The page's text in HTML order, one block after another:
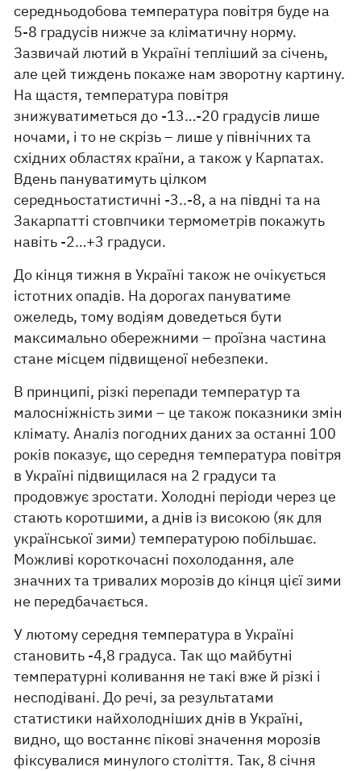
середньодобова температура повітря буде на
5-8 градусів нижче за кліматичну норму.
Зазвичай лютий в Україні тепліший за січень,
але цей тиждень покаже нам зворотну картину.
На щастя, температура повітря
знижуватиметься до -13…-20 градусів лише
ночами, і то не скрізь – лише у північних та
східних областях країни, а також у Карпатах.
Вдень пануватимуть цілком
середньостатистичні -3..-8, а на півдні та на
Закарпатті стовпчики термометрів покажуть
навіть -2…+3 градуси.
До кінця тижня в Україні також не очікується
істотних опадів. На дорогах пануватиме
ожеледь, тому водіям доведеться бути
максимально обережними – проїзна частина
стане місцем підвищеної небезпеки.
В принципі, різкі перепади температур та
малосніжність зими – це також показники змін
клімату. Аналіз погодних даних за останні 100
років показує, що середня температура повітря
в Україні підвищилася на 2 градуси та
продовжує зростати. Холодні періоди через це
стають коротшими, а днів із високою (як для
української зими) температурою побільшає.
Можливі короткочасні похолодання, але
значних та тривалих морозів до кінця цієї зими
не передбачається.
У лютому середня температура в Україні
становить -4,8 градуса. Так що майбутні
температурні коливання не такі вже й різкі і
несподівані. До речі, за результатами
статистики найхолодніших днів в Україні,
видно, що востаннє пікові значення морозів
фіксувалися минулого століття. Так, 8 січня